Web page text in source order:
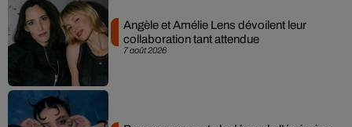
7 août 2026
Angèle et Amélie Lens dévoilent leur
collaboration tant attendue